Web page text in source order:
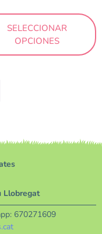
SELECCIONAR
OPCIONES
Llobregat
670271609